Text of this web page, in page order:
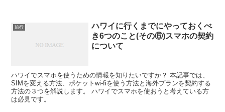
旅行
ハワイに行くまでにやっておくべ
き6つのこと(その⑥)スマホの契約
について
ハワイでスマホを使うための情報を知りたいですか？ 本記事では、
SIMを変える方法、ポケットwi-fiを使う方法と海外プランを契約する
方法の３つを解説します。 ハワイでスマホを使おうと考えている方
は必見です。